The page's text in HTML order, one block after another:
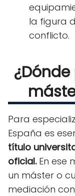
la figura
conflicto.
Para
España es
título
oficial.En ese
un máster o
mediación